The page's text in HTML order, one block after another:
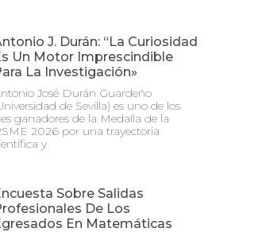
J. Durán: “La Curiosidad
Un Motor Imprescindible
La Investigación»
José Durán Guardeño
de Sevilla) es uno de los
ganadores de la Medalla de la
2026 por una trayectoria
y
Sobre Salidas
De Los
En Matemáticas